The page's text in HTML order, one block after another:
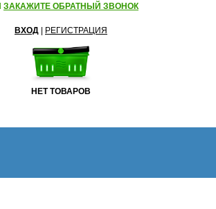
ЗАКАЖИТЕ ОБРАТНЫЙ ЗВОНОК
ВХОД РЕГИСТРАЦИЯ
НЕТ ТОВАРОВ